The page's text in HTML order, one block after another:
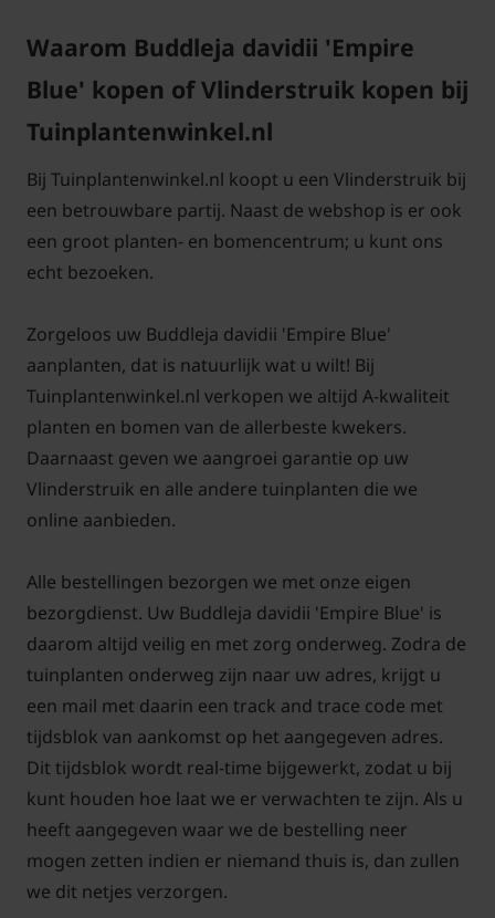
Waarom Buddleja davidii 'Empire
Blue' kopen of Vlinderstruik kopen bij
Tuinplantenwinkel.nl
Bij Tuinplantenwinkel.nl koopt u een Vlinderstruik bij
een betrouwbare partij. Naast de webshop is er ook
een groot planten- en bomencentrum; u kunt ons
echt bezoeken.
Zorgeloos uw Buddleja davidii 'Empire Blue'
aanplanten, dat is natuurlijk wat u wilt! Bij
Tuinplantenwinkel.nl verkopen we altijd A-kwaliteit
planten en bomen van de allerbeste kwekers.
Daarnaast geven we aangroei garantie op uw
Vlinderstruik en alle andere tuinplanten die we
online aanbieden.
Alle bestellingen bezorgen we met onze eigen
bezorgdienst. Uw Buddleja davidii 'Empire Blue' is
daarom altijd veilig en met zorg onderweg. Zodra de
tuinplanten onderweg zijn naar uw adres, krijgt u
een mail met daarin een track and trace code met
tijdsblok van aankomst op het aangegeven adres.
Dit tijdsblok wordt real-time bijgewerkt, zodat u bij
kunt houden hoe laat we er verwachten te zijn. Als u
heeft aangegeven waar we de bestelling neer
mogen zetten indien er niemand thuis is, dan zullen
we dit netjes verzorgen.